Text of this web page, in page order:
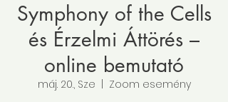
Symphony of the Cells
és Érzelmi Áttörés –
online bemutató
máj. 20., Sze
Zoom esemény